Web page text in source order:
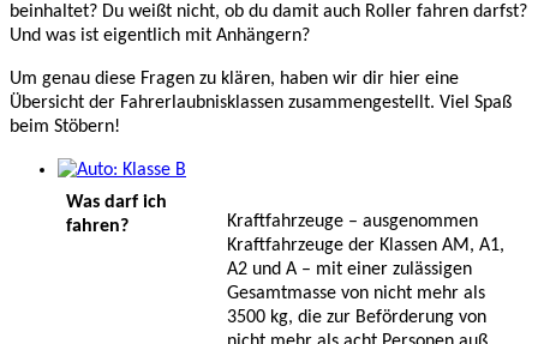
beinhaltet? Du weißt nicht, ob du damit auch Roller fahren darfst?
Und was ist eigentlich mit Anhängern?
Um genau diese Fragen zu klären, haben wir dir hier eine
Übersicht der Fahrerlaubnisklassen zusammengestellt. Viel Spaß
beim Stöbern!
Was darf ich
fahren?
Kraftfahrzeuge – ausgenommen
Kraftfahrzeuge der Klassen AM, A1,
A2 und A – mit einer zulässigen
Gesamtmasse von nicht mehr als
3500 kg, die zur Beförderung von